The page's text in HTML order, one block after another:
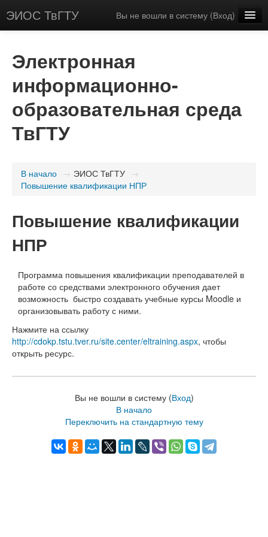
ЭИОС ТвГТУ Вы не вошли в систему (Вход)
Электронная
информационно-
образовательная среда
ТвГТУ
В начало → ЭИОС ТвГТУ →
Повышение квалификации НПР
Повышение квалификации
НПР
Программа повышения квалификации преподавателей в
работе со средствами электронного обучения дает
возможность быстро создавать учебные курсы Moodle и
организовывать работу с ними.
Нажмите на ссылку
http://cdokp.tstu.tver.ru/site.center/eltraining.aspx, чтобы
открыть ресурс.
Вы не вошли в систему (Вход)
В начало
Переключить на стандартную тему